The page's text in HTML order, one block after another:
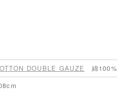
DOUBLE GAUZE
綿100%